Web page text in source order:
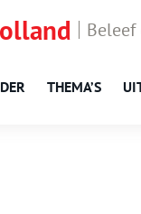
THEMA’S